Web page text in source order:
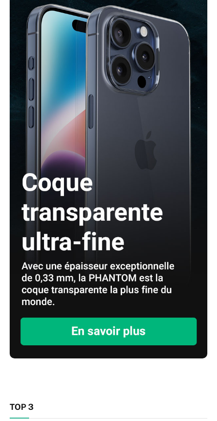
TOP 3